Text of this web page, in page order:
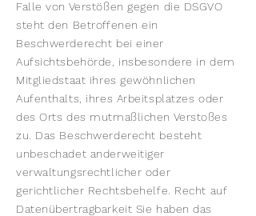
Falle von Verstößen gegen die DSGVO
steht den Betroffenen ein
Beschwerderecht bei einer
Aufsichtsbehörde, insbesondere in dem
Mitgliedstaat ihres gewöhnlichen
Aufenthalts, ihres Arbeitsplatzes oder
des Orts des mutmaßlichen Verstoßes
zu. Das Beschwerderecht besteht
unbeschadet anderweitiger
verwaltungsrechtlicher oder
gerichtlicher Rechtsbehelfe. Recht auf
Datenübertragbarkeit Sie haben das